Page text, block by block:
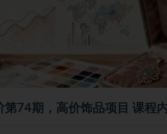
74期，高价饰品项目 课程